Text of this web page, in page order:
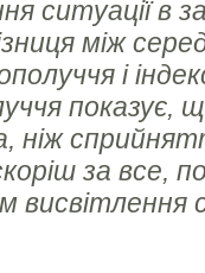
ситуації в
між
і
показує,
ніж
за все,